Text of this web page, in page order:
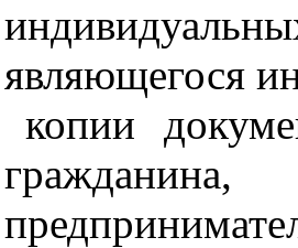
являющегося
копии